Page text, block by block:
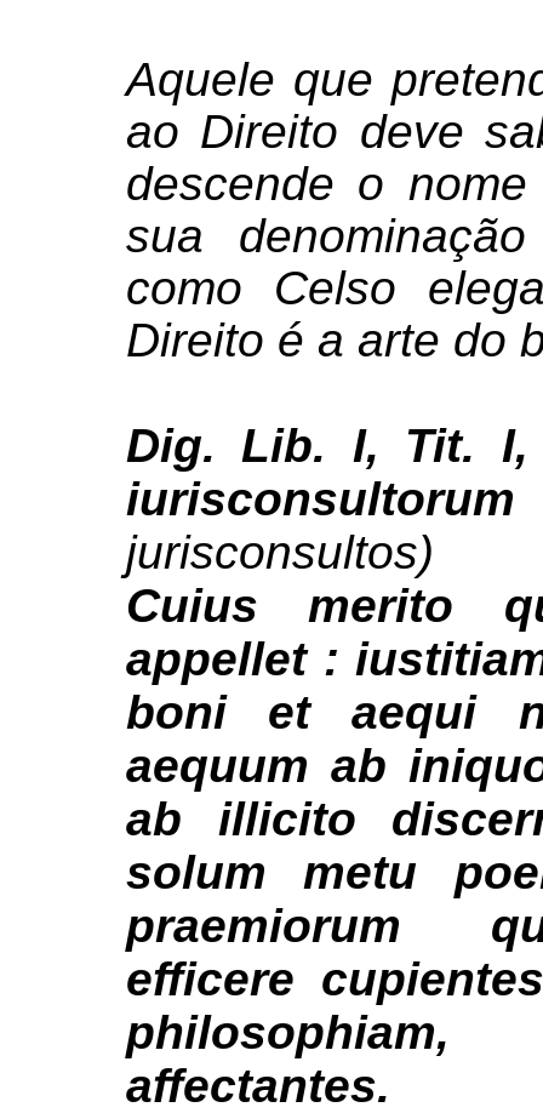
Aquele que
ao Direito deve
descende o
sua
como Celso
Direito é a arte do
Dig. Lib. I, Tit.
jurisconsultos)
Cuius merito
appellet :
boni et aequi
aequum ab
ab illicito
solum metu
praemiorum
efficere
affectantes.